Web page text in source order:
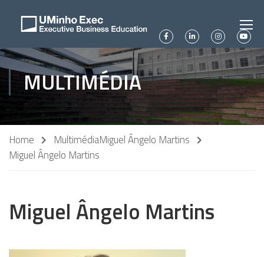
MULTIMÉDIA
Home MultimédiaMiguel Ângelo Martins
Miguel Ângelo Martins
Miguel Ângelo Martins